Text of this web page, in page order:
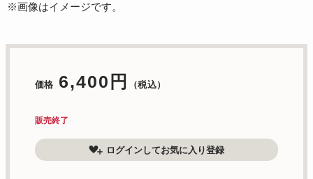
※画像はイメージです。
価格 6,400円 （税込）
販売終了
ログインしてお気に入り登録